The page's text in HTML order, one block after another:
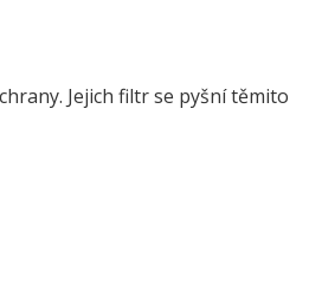
Jejich filtr se pyšní těmito